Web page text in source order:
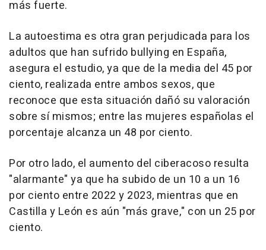
más fuerte.
La autoestima es otra gran perjudicada para los
adultos que han sufrido bullying en España,
asegura el estudio, ya que de la media del 45 por
ciento, realizada entre ambos sexos, que
reconoce que esta situación dañó su valoración
sobre sí mismos; entre las mujeres españolas el
porcentaje alcanza un 48 por ciento.
Por otro lado, el aumento del ciberacoso resulta
"alarmante" ya que ha subido de un 10 a un 16
por ciento entre 2022 y 2023, mientras que en
Castilla y León es aún "más grave," con un 25 por
ciento.